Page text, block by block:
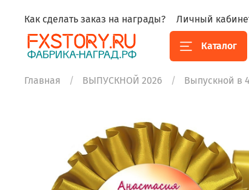
Как сделать заказ на награды? Личный
Каталог
Главная ВЫПУСКНОЙ 2026 Выпускной в